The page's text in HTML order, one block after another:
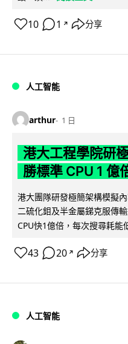
10 1 ↗ 分享
人工智能
arthur 1 日
港大工程學院研
勝標準 CPU 1 億
港大團隊研發極簡架構模擬
二硫化鉬及半金屬銻克服傳
CPU快1億倍，每次搜尋耗能
43 20 ↗ 分享
人工智能